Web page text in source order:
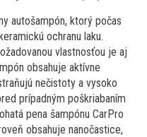
autošampón, ktorý počas
ochranu laku.
vlastnosťou je aj
obsahuje aktívne
nečistoty a vysoko
prípadným poškriabaním
pena šampónu CarPro
obsahuje nanočastice,